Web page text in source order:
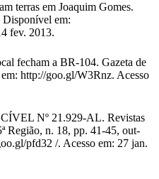
terras em Joaquim Gomes.
Disponível em:
fev. 2013.
fecham a BR-104. Gazeta de
http://goo.gl/W3Rnz. Acesso
Nº 21.929-AL. Revistas
Região, n. 18, pp. 41-45, out-
pfd32 /. Acesso em: 27 jan.